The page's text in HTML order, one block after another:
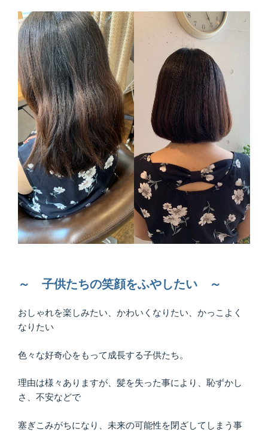
～ 子供たちの笑顔をふやしたい ～
おしゃれを楽しみたい、かわいくなりたい、かっこよく
なりたい
色々な好奇心をもって成長する子供たち。
理由は様々ありますが、髪を失った事により、恥ずかし
さ、不安などで
塞ぎこみがちになり、未来の可能性を閉ざしてしまう事